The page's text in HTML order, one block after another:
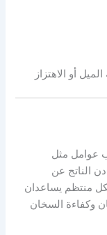
أو الاهتزاز
عوامل مثل
الناتج عن
منتظم يساعدان
وكفاءة السخان